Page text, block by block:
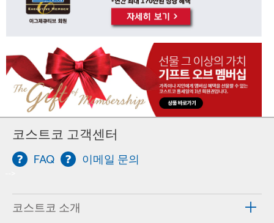
코스트코 고객센터
FAQ 이메일 문의
코스트코 소개